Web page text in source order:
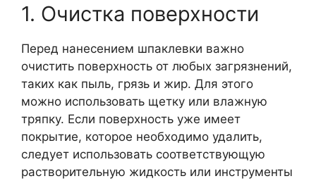
1. Очистка поверхности
Перед нанесением шпаклевки важно
очистить поверхность от любых загрязнений,
таких как пыль, грязь и жир. Для этого
можно использовать щетку или влажную
тряпку. Если поверхность уже имеет
покрытие, которое необходимо удалить,
следует использовать соответствующую
растворительную жидкость или инструменты